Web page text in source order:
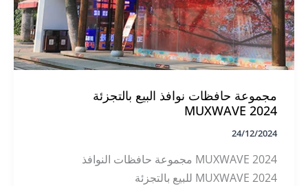
مجموعة حافظات نوافذ البيع بالتجزئة
MUXWAVE 2024
24/12/2024
MUXWAVE 2024 مجموعة حافظات النوافذ
MUXWAVE 2024 للبيع بالتجزئة